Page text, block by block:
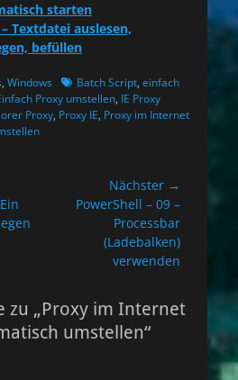
starten
Textdatei auslesen,
befüllen
, Windows Schlagworte
Batch Script, einfach
Proxy umstellen, IE Proxy
Proxy, Proxy IE, Proxy im Internet
Nächster →
NächsterPowerShell – 09 –
Processbar
(Ladebalken)
verwenden
zu „Proxy im Internet
umstellen“